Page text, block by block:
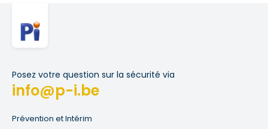
Posez votre question sur la sécurité via
info@p-i.be
Prévention et Intérim